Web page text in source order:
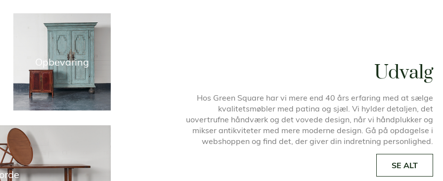
Opbevaring Udvalg
Hos Green Square har vi mere end 40 års erfaring med at sælge
kvalitetsmøbler med patina og sjæl. Vi hylder detaljen, det
uovertrufne håndværk og det vovede design, når vi håndplukker og
mikser antikviteter med mere moderne design. Gå på opdagelse i
webshoppen og find det, der giver din indretning personlighed.
SE ALT